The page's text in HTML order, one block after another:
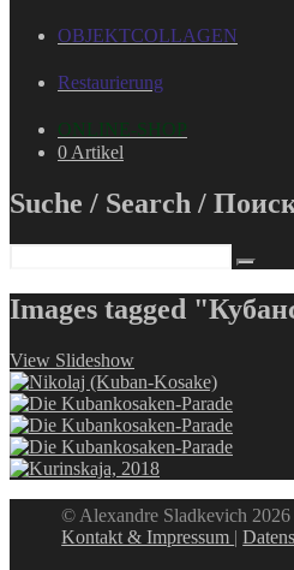
OBJEKTCOLLAGEN
Restaurierung
ONLINE-SHOP
0 Artikel
Suche / Search /
Images tagged
View Slideshow
© Alexandre Sladkevich 2026
Kontakt & Impressum |